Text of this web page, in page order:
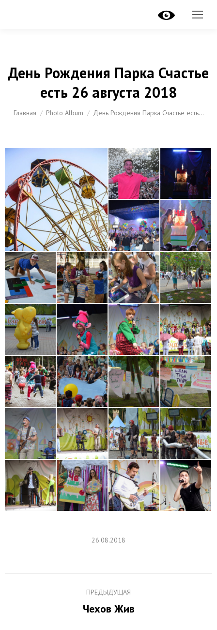
День Рождения Парка Счастье
есть 26 августа 2018
Вы здесь:
Главная Photo Album День Рождения Парка Счастье есть…
26.08.2018
ПРЕДЫДУЩАЯ
Предыдущий
Чехов Жив